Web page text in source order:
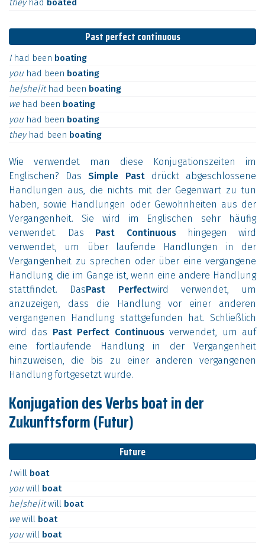
they had boated
Past perfect continuous
I had been boating
you had been boating
he|she|it had been boating
we had been boating
you had been boating
they had been boating
Wie verwendet man diese Konjugationszeiten im
Englischen? DasSimple Pastdrückt abgeschlossene
Handlungen aus, die nichts mit der Gegenwart zu tun
haben, sowie Handlungen oder Gewohnheiten aus der
Vergangenheit. Sie wird im Englischen sehr häufig
verwendet. Das Past Continuoushingegen wird
verwendet, um über laufende Handlungen in der
Vergangenheit zu sprechen oder über eine vergangene
Handlung, die im Gange ist, wenn eine andere Handlung
stattfindet. DasPast Perfectwird verwendet, um
anzuzeigen, dass die Handlung vor einer anderen
vergangenen Handlung stattgefunden hat. Schließlich
wird das Past Perfect Continuousverwendet, um auf
eine fortlaufende Handlung in der Vergangenheit
hinzuweisen, die bis zu einer anderen vergangenen
Handlung fortgesetzt wurde.
Konjugation des Verbs boat in der
Zukunftsform (Futur)
Future
Iwill boat
you will boat
he|she|itwill boat
wewill boat
you will boat